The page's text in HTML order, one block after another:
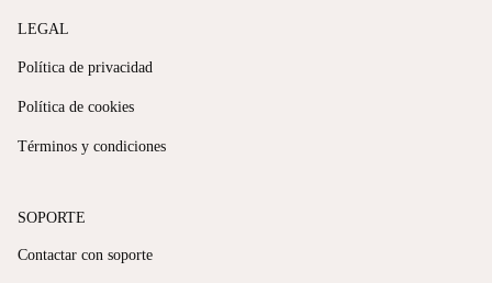
LEGAL
Política de privacidad
Política de cookies
Términos y condiciones
SOPORTE
Contactar con soporte